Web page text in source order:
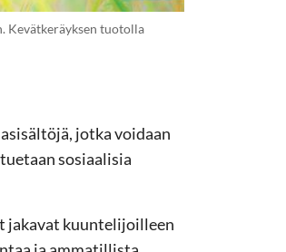
Kevätkeräyksen tuotolla
jotka voidaan
sosiaalisia
jakavat kuuntelijoilleen